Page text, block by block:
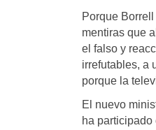
Porque
mentiras que
el falso y
irrefutables, a
porque la
El nuevo
ha